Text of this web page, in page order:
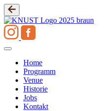
Zum
Inhalt
springen
Home
Programm
Venue
Historie
Jobs
Kontakt